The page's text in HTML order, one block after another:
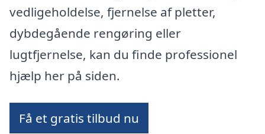
vedligeholdelse, fjernelse af pletter,
dybdegående rengøring eller
lugtfjernelse, kan du finde professionel
hjælp her på siden.
Få et gratis tilbud nu